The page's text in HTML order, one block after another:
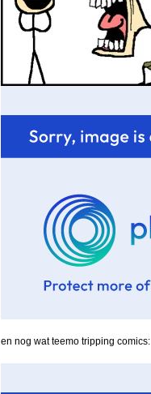
en nog wat teemo tripping comics: